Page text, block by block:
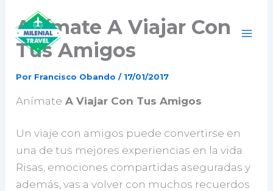
contenido
Anímate A Viajar Con
Tus Amigos
Por Francisco Obando/ 17/01/2017
Anímate A Viajar Con Tus Amigos
Un viaje con amigos puede convertirse en
una de tus mejores experiencias en la vida.
Risas, emociones compartidas aseguradas y
además, vas a volver con muchos recuerdos